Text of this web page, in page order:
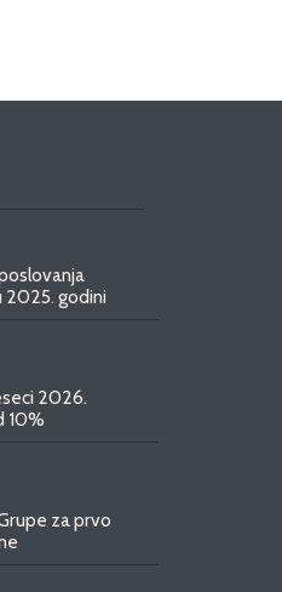
2025. godini
2026.
10%
za prvo